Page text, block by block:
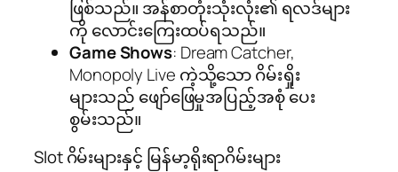
ဖြစ်သည်။ အန်စာတုံးသုံးလုံး၏ ရလဒ်များ
ကို လောင်းကြေးထပ်ရသည်။
Game Shows: Dream Catcher,
Monopoly Live ကဲ့သို့သော ဂိမ်းရှိုး
များသည် ဖျော်ဖြေမှုအပြည့်အစုံ ပေး
စွမ်းသည်။
Slot ဂိမ်းများနှင့် မြန်မာ့ရိုးရာဂိမ်းများ